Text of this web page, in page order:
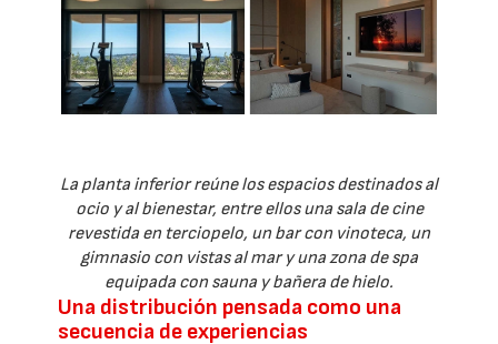
La planta inferior reúne los espacios destinados al
ocio y al bienestar, entre ellos una sala de cine
revestida en terciopelo, un bar con vinoteca, un
gimnasio con vistas al mar y una zona de spa
equipada con sauna y bañera de hielo.
Una distribución pensada como una
secuencia de experiencias